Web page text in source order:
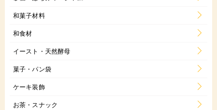
和菓子材料
和食材
イースト・天然酵母
菓子・パン袋
ケーキ装飾
お茶・スナック